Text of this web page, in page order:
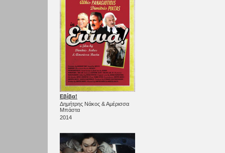
Εβίβα!
Δημήτρης Νάκος & Αμέρισσα
Μπάστα
2014